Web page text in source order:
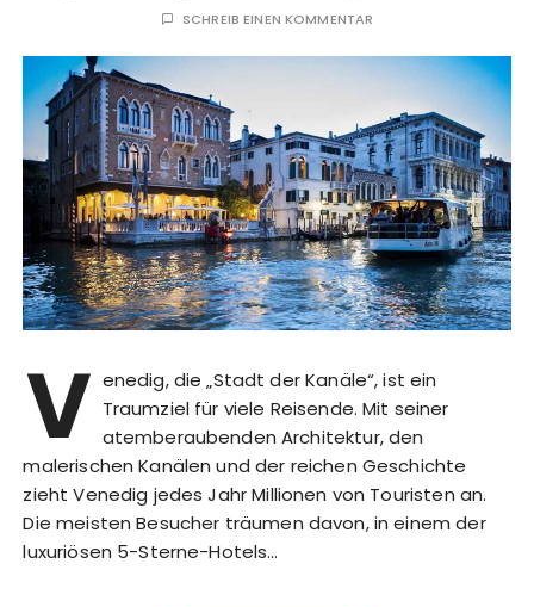
SCHREIB EINEN KOMMENTAR
V enedig, die „Stadt der Kanäle“, ist ein
Traumziel für viele Reisende. Mit seiner
atemberaubenden Architektur, den
malerischen Kanälen und der reichen Geschichte
zieht Venedig jedes Jahr Millionen von Touristen an.
Die meisten Besucher träumen davon, in einem der
luxuriösen 5-Sterne-Hotels…